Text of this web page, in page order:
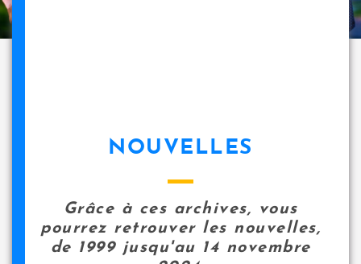
NOUVELLES
Grâce à ces archives, vous
pourrez retrouver les nouvelles,
de 1999 jusqu'au 14 novembre